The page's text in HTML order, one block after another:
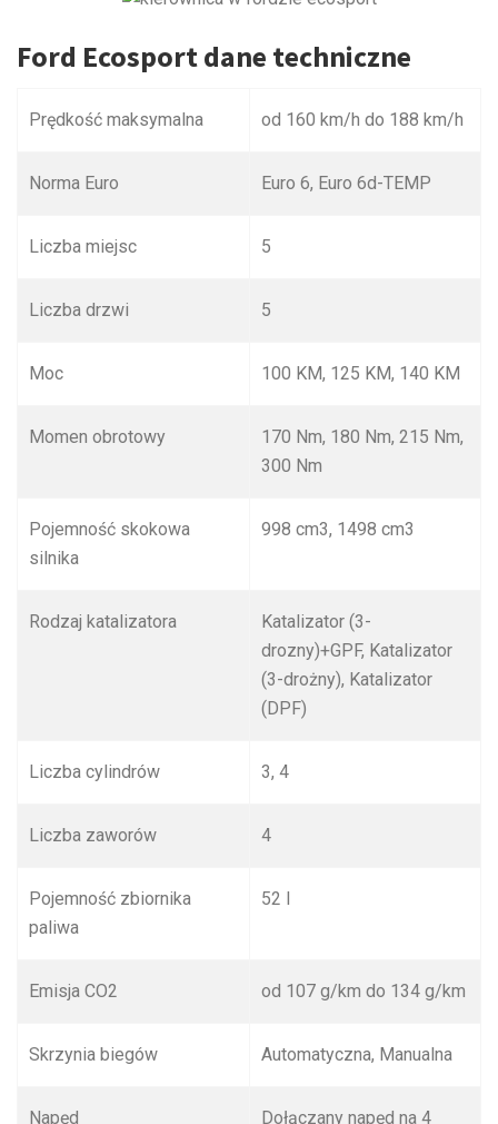
Ford Ecosport dane techniczne
Prędkość maksymalna od 160 km/h do 188 km/h
Norma Euro Euro 6, Euro 6d-TEMP
Liczba miejsc 5
Liczba drzwi 5
Moc 100 KM, 125 KM, 140 KM
Momen obrotowy
170 Nm, 180 Nm, 215 Nm,
300 Nm
Pojemność skokowa
silnika
998 cm3, 1498 cm3
Rodzaj katalizatora
Katalizator (3-
drozny)+GPF, Katalizator
(3-drożny), Katalizator
(DPF)
Liczba cylindrów 3, 4
Liczba zaworów 4
Pojemność zbiornika
paliwa
52 l
Emisja CO2 od 107 g/km do 134 g/km
Skrzynia biegów Automatyczna, Manualna
Napęd
Dołączany napęd na 4